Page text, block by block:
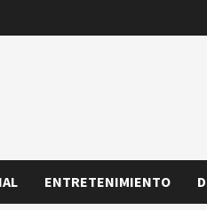
ENTRETENIMIENTO